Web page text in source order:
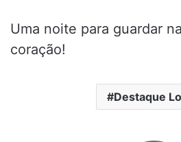
Uma noite para guardar
coração!
Destaque